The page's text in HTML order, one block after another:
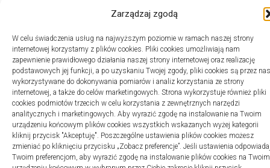
Zarządzaj zgodą
W celu świadczenia usług na najwyższym poziomie w ramach naszej strony
internetowej korzystamy z plików cookies. Pliki cookies umożliwiają nam
zapewnienie prawidłowego działania naszej strony internetowej oraz realizację
podstawowych jej funkcji, a po uzyskaniu Twojej zgody, pliki cookies są przez nas
wykorzystywane do dokonywania pomiarów i analiz korzystania ze strony
internetowej, a także do celów marketingowych. Strona wykorzystuje również pliki
cookies podmiotów trzecich w celu korzystania z zewnętrznych narzędzi
analitycznych i marketingowych. Aby wyrazić zgodę na instalowanie na Twoim
urządzeniu końcowym plików cookies wszystkich wskazanych wyżej kategorii
kliknij przycisk "Akceptuję". Poszczególne ustawienia plików cookies możesz
zmieniać po kliknięciu przycisku „Zobacz preferencje”. Jeśli ustawienia
Twoim preferencjom, aby wyrazić zgodę na instalowanie plików cookies na Twoim